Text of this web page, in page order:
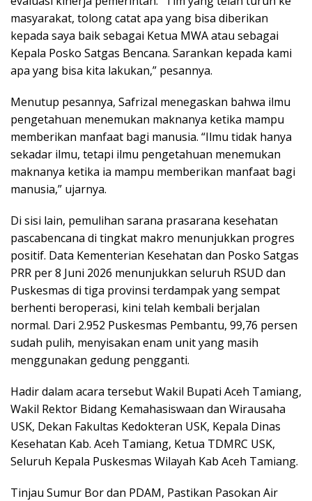
masyarakat, tolong catat apa yang bisa diberikan
kepada saya baik sebagai Ketua MWA atau sebagai
Kepala Posko Satgas Bencana. Sarankan kepada kami
apa yang bisa kita lakukan,” pesannya.
Menutup pesannya, Safrizal menegaskan bahwa ilmu
pengetahuan menemukan maknanya ketika mampu
memberikan manfaat bagi manusia. “Ilmu tidak hanya
sekadar ilmu, tetapi ilmu pengetahuan menemukan
maknanya ketika ia mampu memberikan manfaat bagi
manusia,” ujarnya.
Di sisi lain, pemulihan sarana prasarana kesehatan
pascabencana di tingkat makro menunjukkan progres
positif. Data Kementerian Kesehatan dan Posko Satgas
PRR per 8 Juni 2026 menunjukkan seluruh RSUD dan
Puskesmas di tiga provinsi terdampak yang sempat
berhenti beroperasi, kini telah kembali berjalan
normal. Dari 2.952 Puskesmas Pembantu, 99,76 persen
sudah pulih, menyisakan enam unit yang masih
menggunakan gedung pengganti.
Hadir dalam acara tersebut Wakil Bupati Aceh Tamiang,
Wakil Rektor Bidang Kemahasiswaan dan Wirausaha
USK, Dekan Fakultas Kedokteran USK, Kepala Dinas
Kesehatan Kab. Aceh Tamiang, Ketua TDMRC USK,
Seluruh Kepala Puskesmas Wilayah Kab Aceh Tamiang.
Tinjau Sumur Bor dan PDAM, Pastikan Pasokan Air